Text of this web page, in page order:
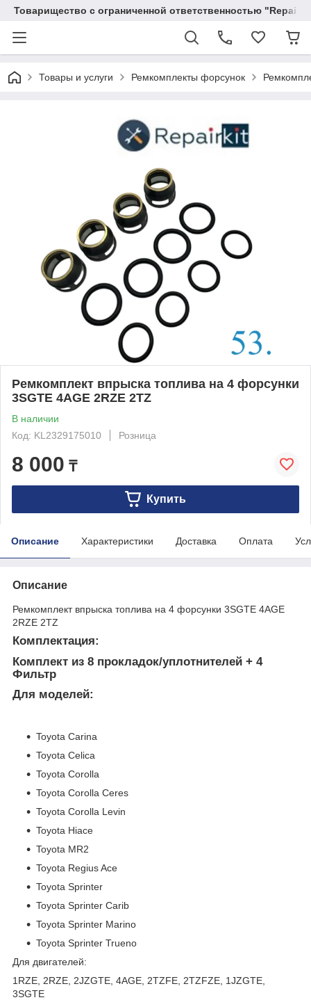
Товарищество с ограниченной ответственностью
Товары и услуги Ремкомплекты форсунок
Ремкомплект впрыска топлива на 4 форсунки
3SGTE 4AGE 2RZE 2TZ
В наличии
Код: KL2329175010
Розница
8 000 ₸
Купить
Описание Характеристики Доставка Оплата
Описание
Ремкомплект впрыска топлива на 4 форсунки 3SGTE 4AGE
2RZE 2TZ
Комплектация:
Комплект из 8 прокладок/уплотнителей + 4
Фильтр
Для моделей:
Toyota Carina
Toyota Celica
Toyota Corolla
Toyota Corolla Ceres
Toyota Corolla Levin
Toyota Hiace
Toyota MR2
Toyota Regius Ace
Toyota Sprinter
Toyota Sprinter Carib
Toyota Sprinter Marino
Toyota Sprinter Trueno
Для двигателей:
1RZE, 2RZE, 2JZGTE, 4AGE, 2TZFE, 2TZFZE, 1JZGTE,
3SGTE